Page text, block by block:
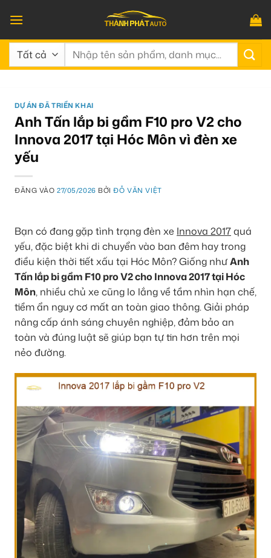
qua
nội
dung
Tìm
DỰ ÁN ĐÃ TRIỂN KHAI
Anh Tấn lắp bi gầm F10 pro V2 cho
Innova 2017 tại Hóc Môn vì đèn xe
yếu
ĐĂNG VÀO27/05/2026 BỞIĐỖ VĂN VIỆT
Bạn có đang gặp tình trạng đèn xe Innova 2017quá
yếu, đặc biệt khi di chuyển vào ban đêm hay trong
điều kiện thời tiết xấu tại Hóc Môn? Giống nhưAnh
Tấn lắp bi gầm F10 pro V2 cho Innova 2017 tại Hóc
Môn, nhiều chủ xe cũng lo lắng về tầm nhìn hạn chế,
tiềm ẩn nguy cơ mất an toàn giao thông. Giải pháp
nâng cấp ánh sáng chuyên nghiệp, đảm bảo an
toàn và đúng luật sẽ giúp bạn tự tin hơn trên mọi
nẻo đường.